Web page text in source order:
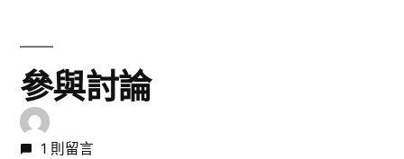
參與討論
1 則留言